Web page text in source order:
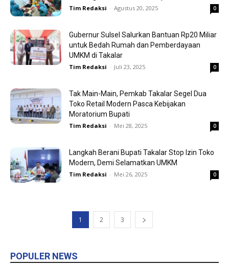
Tim Redaksi - Agustus 20, 2025 0
Gubernur Sulsel Salurkan Bantuan Rp20 Miliar
untuk Bedah Rumah dan Pemberdayaan
UMKM di Takalar
Tim Redaksi - Juli 23, 2025 0
Tak Main-Main, Pemkab Takalar Segel Dua
Toko Retail Modern Pasca Kebijakan
Moratorium Bupati
Tim Redaksi - Mei 28, 2025 0
Langkah Berani Bupati Takalar Stop Izin Toko
Modern, Demi Selamatkan UMKM
Tim Redaksi - Mei 26, 2025 0
1 2 3
POPULER NEWS